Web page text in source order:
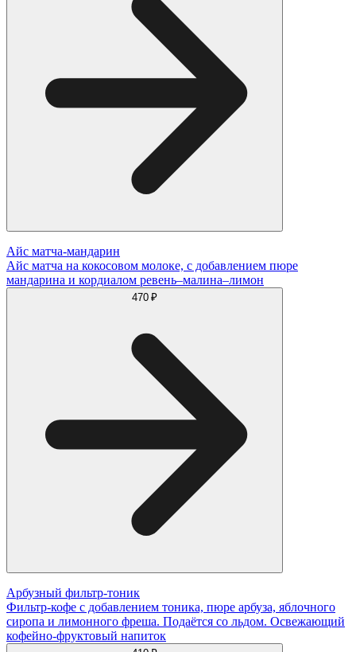
Айс матча-мандарин
Айс матча на кокосовом молоке, с добавлением пюре
мандарина и кордиалом ревень–малина–лимон
470 ₽
Арбузный фильтр-тоник
Фильтр-кофе с добавлением тоника, пюре арбуза, яблочного
сиропа и лимонного фреша. Подаётся со льдом. Освежающий
кофейно-фруктовый напиток